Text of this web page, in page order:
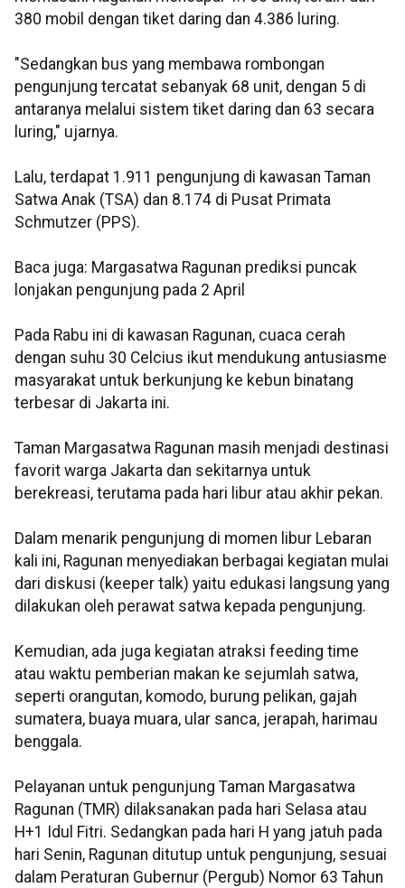
380 mobil dengan tiket daring dan 4.386 luring.
"Sedangkan bus yang membawa rombongan
pengunjung tercatat sebanyak 68 unit, dengan 5 di
antaranya melalui sistem tiket daring dan 63 secara
luring," ujarnya.
Lalu, terdapat 1.911 pengunjung di kawasan Taman
Satwa Anak (TSA) dan 8.174 di Pusat Primata
Schmutzer (PPS).
Baca juga: Margasatwa Ragunan prediksi puncak
lonjakan pengunjung pada 2 April
Pada Rabu ini di kawasan Ragunan, cuaca cerah
dengan suhu 30 Celcius ikut mendukung antusiasme
masyarakat untuk berkunjung ke kebun binatang
terbesar di Jakarta ini.
Taman Margasatwa Ragunan masih menjadi destinasi
favorit warga Jakarta dan sekitarnya untuk
berekreasi, terutama pada hari libur atau akhir pekan.
Dalam menarik pengunjung di momen libur Lebaran
kali ini, Ragunan menyediakan berbagai kegiatan mulai
dari diskusi (keeper talk) yaitu edukasi langsung yang
dilakukan oleh perawat satwa kepada pengunjung.
Kemudian, ada juga kegiatan atraksi feeding time
atau waktu pemberian makan ke sejumlah satwa,
seperti orangutan, komodo, burung pelikan, gajah
sumatera, buaya muara, ular sanca, jerapah, harimau
benggala.
Pelayanan untuk pengunjung Taman Margasatwa
Ragunan (TMR) dilaksanakan pada hari Selasa atau
H+1 Idul Fitri. Sedangkan pada hari H yang jatuh pada
hari Senin, Ragunan ditutup untuk pengunjung, sesuai
dalam Peraturan Gubernur (Pergub) Nomor 63 Tahun